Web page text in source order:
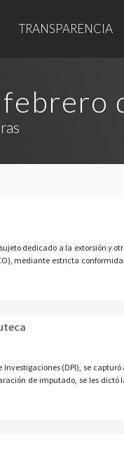
TRANSPARENCIA
dedicado a la extorsión y
mediante estricta
(DPI), se capturó
de imputado, se les dictó